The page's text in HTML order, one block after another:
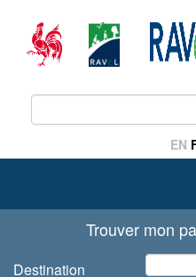
EN
Trouver mon
Destination